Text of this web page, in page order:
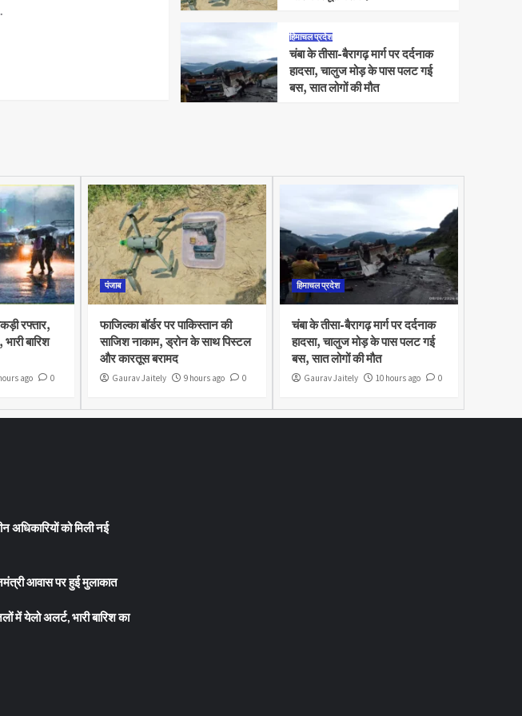
हिमाचल प्रदेश
चंबा के तीसा-बैरागढ़ मार्ग पर दर्दनाक
हादसा, चालुज मोड़ के पास पलट गई
बस, सात लोगों की मौत
रफ्तार,
बारिश
ago 0
पंजाब
फाजिल्का बॉर्डर पर पाकिस्तान की
साजिश नाकाम, ड्रोन के साथ पिस्टल
और कारतूस बरामद
Gaurav Jaitely 9 hours ago 0
हिमाचल प्रदेश
चंबा के तीसा-बैरागढ़ मार्ग पर दर्दनाक
हादसा, चालुज मोड़ के पास पलट गई
बस, सात लोगों की मौत
Gaurav Jaitely 10 hours ago 0
अधिकारियों को मिली नई
आवास पर हुई मुलाकात
में येलो अलर्ट, भारी बारिश का